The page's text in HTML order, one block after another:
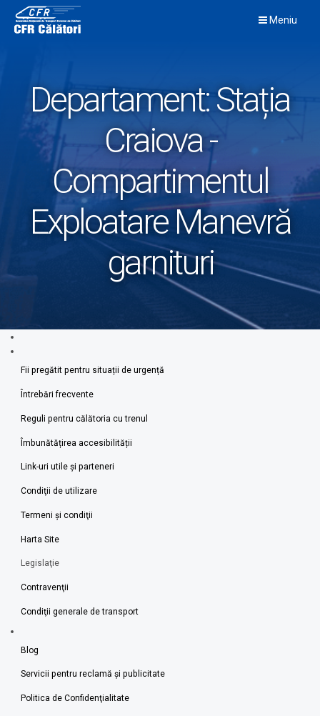
content
Meniu
Departament:Stația
Craiova -
Compartimentul
Exploatare Manevră
garnituri
Fii pregătit pentru situații de urgență
Întrebări frecvente
Reguli pentru călătoria cu trenul
Îmbunătățirea accesibilității
Link-uri utile şi parteneri
Condiţii de utilizare
Termeni şi condiţii
Harta Site
Legislaţie
Contravenţii
Condiţii generale de transport
Blog
Servicii pentru reclamă și publicitate
Politica de Confidenţialitate